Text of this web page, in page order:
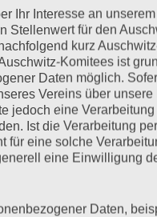
Verfolgten Im Gespräch
vor der Großen
Neuengamme
radios.net/mp3/
Ihr Interesse an
Stellenwert für den
kurz
Komitees ist
Daten möglich.
Vereins über
jedoch eine
Ist die Verarbeitung
für eine solche
eine Einwilligung
Daten,